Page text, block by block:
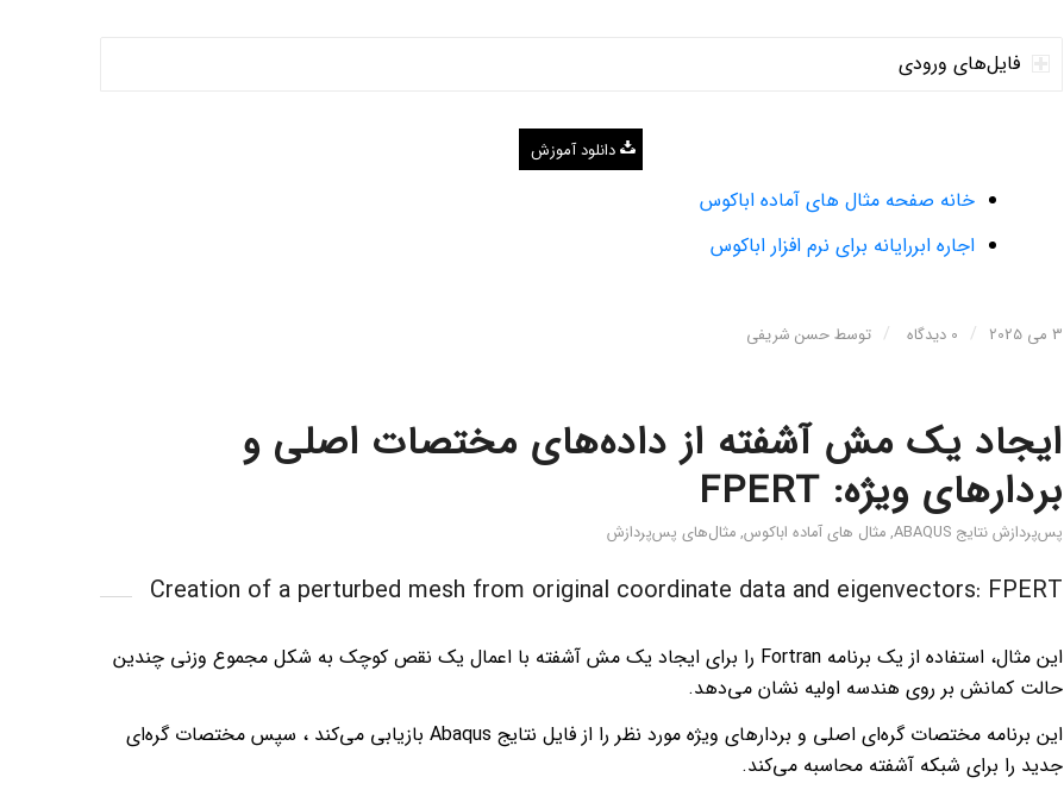
فایل‌های ورودی
دانلود آموزش
خانه صفحه مثال های آماده اباکوس
اجاره ابررایانه برای نرم افزار اباکوس
3 می 2025 / 0 دیدگاه / توسطحسن شریفی
ایجاد یک مش آشفته از داده‌های مختصات اصلی و
بردارهای ویژه: FPERT
پس‌پردازش نتایج ABAQUS ,مثال های آماده اباکوس,مثال‌های پس‌پردازش
Creation of a perturbed mesh from original coordinate data and eigenvectors: FPERT
این مثال، استفاده از یک برنامه Fortran را برای ایجاد یک مش آشفته با اعمال یک نقص کوچک به شکل مجموع وزنی چندین
حالت کمانش بر روی هندسه اولیه نشان می‌دهد.
این برنامه مختصات گره‌ای اصلی و بردارهای ویژه مورد نظر را از فایل نتایج Abaqus بازیابی می‌کند ، سپس مختصات گره‌ای
جدید را برای شبکه آشفته محاسبه می‌کند.